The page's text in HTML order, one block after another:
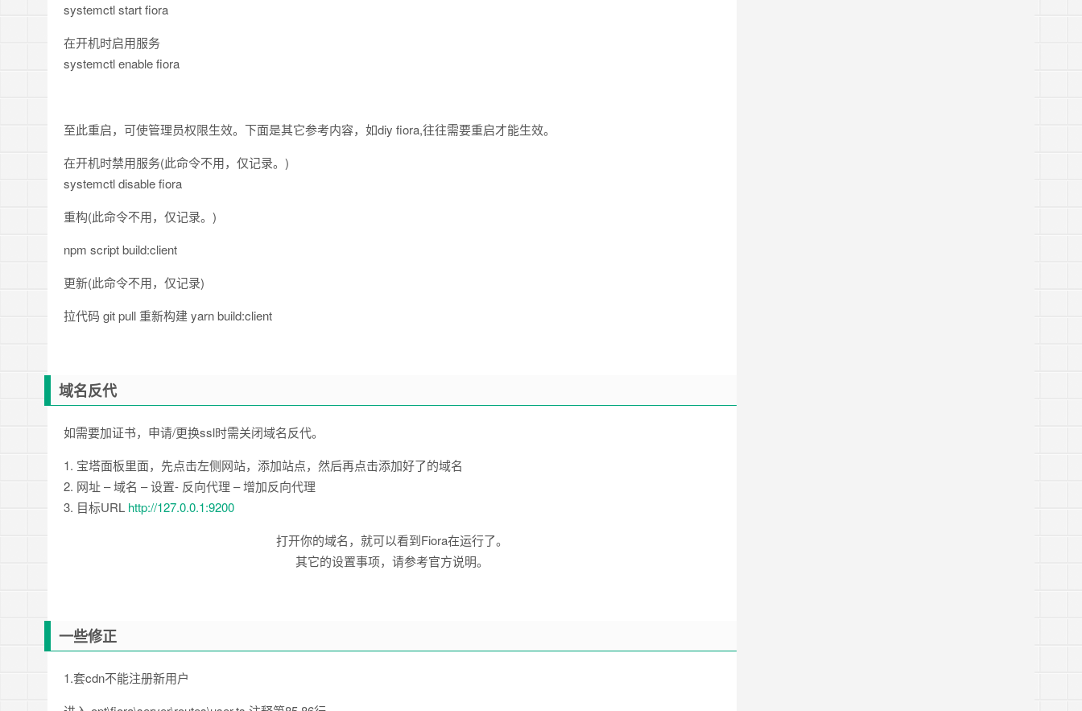
systemctl start fiora
在开机时启用服务
systemctl enable fiora
至此重启，可使管理员权限生效。下面是其它参考内容，如diy fiora,往往需要重启才能生效。
在开机时禁用服务(此命令不用，仅记录。)
systemctl disable fiora
重构(此命令不用，仅记录。)
npm script build:client
更新(此命令不用，仅记录)
拉代码 git pull 重新构建 yarn build:client
域名反代
如需要加证书，申请/更换ssl时需关闭域名反代。
1. 宝塔面板里面，先点击左侧网站，添加站点，然后再点击添加好了的域名
2. 网址 – 域名 – 设置- 反向代理 – 增加反向代理
3. 目标URL http://127.0.0.1:9200
打开你的域名，就可以看到Fiora在运行了。
其它的设置事项，请参考官方说明。
一些修正
1.套cdn不能注册新用户